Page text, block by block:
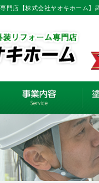
門店【株式会社ヤオキホーム】